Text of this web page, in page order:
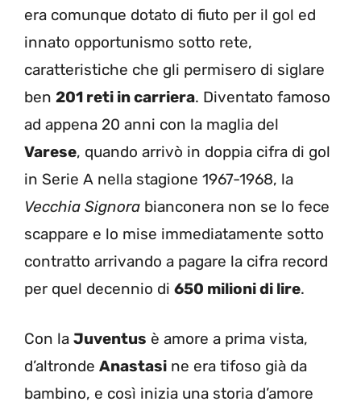
era comunque dotato di fiuto per il gol ed
innato opportunismo sotto rete,
caratteristiche che gli permisero di siglare
ben 201 reti in carriera. Diventato famoso
ad appena 20 anni con la maglia del
Varese, quando arrivò in doppia cifra di gol
in Serie A nella stagione 1967-1968, la
Vecchia Signora bianconera non se lo fece
scappare e lo mise immediatamente sotto
contratto arrivando a pagare la cifra record
per quel decennio di 650 milioni di lire.
Con la Juventus è amore a prima vista,
d’altronde Anastasi ne era tifoso già da
bambino, e così inizia una storia d’amore